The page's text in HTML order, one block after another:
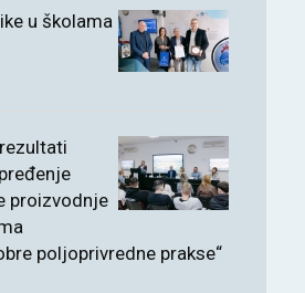
u školama
proizvodnje
poljoprivredne prakse“